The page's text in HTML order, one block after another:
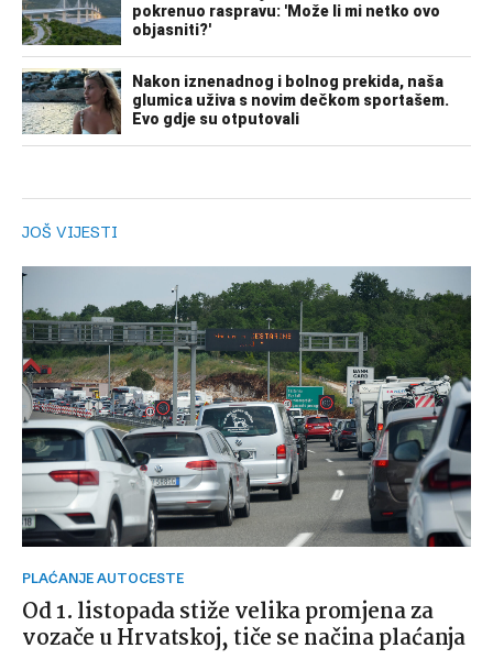
JOŠ VIJESTI
PLAĆANJE AUTOCESTE
Od 1. listopada stiže velika promjena za
vozače u Hrvatskoj, tiče se načina plaćanja